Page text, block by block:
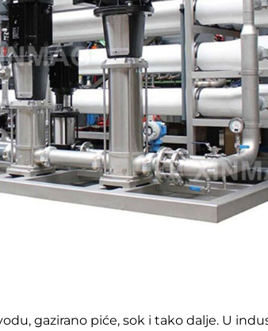
gazirano piće, sok i tako dalje. U